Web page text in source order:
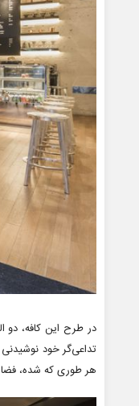
در طرح این کافه،
تداعی‌گر خود
هر طوری که شده،